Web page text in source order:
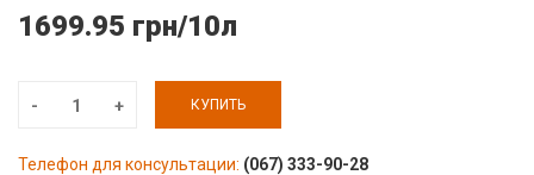
1699.95 грн/10л
КУПИТЬ
Телефон для консультации: (067) 333-90-28